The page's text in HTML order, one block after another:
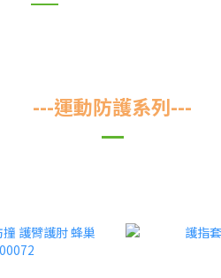
---運動防護系列---